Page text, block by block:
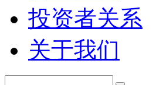
投资者关系
关于我们